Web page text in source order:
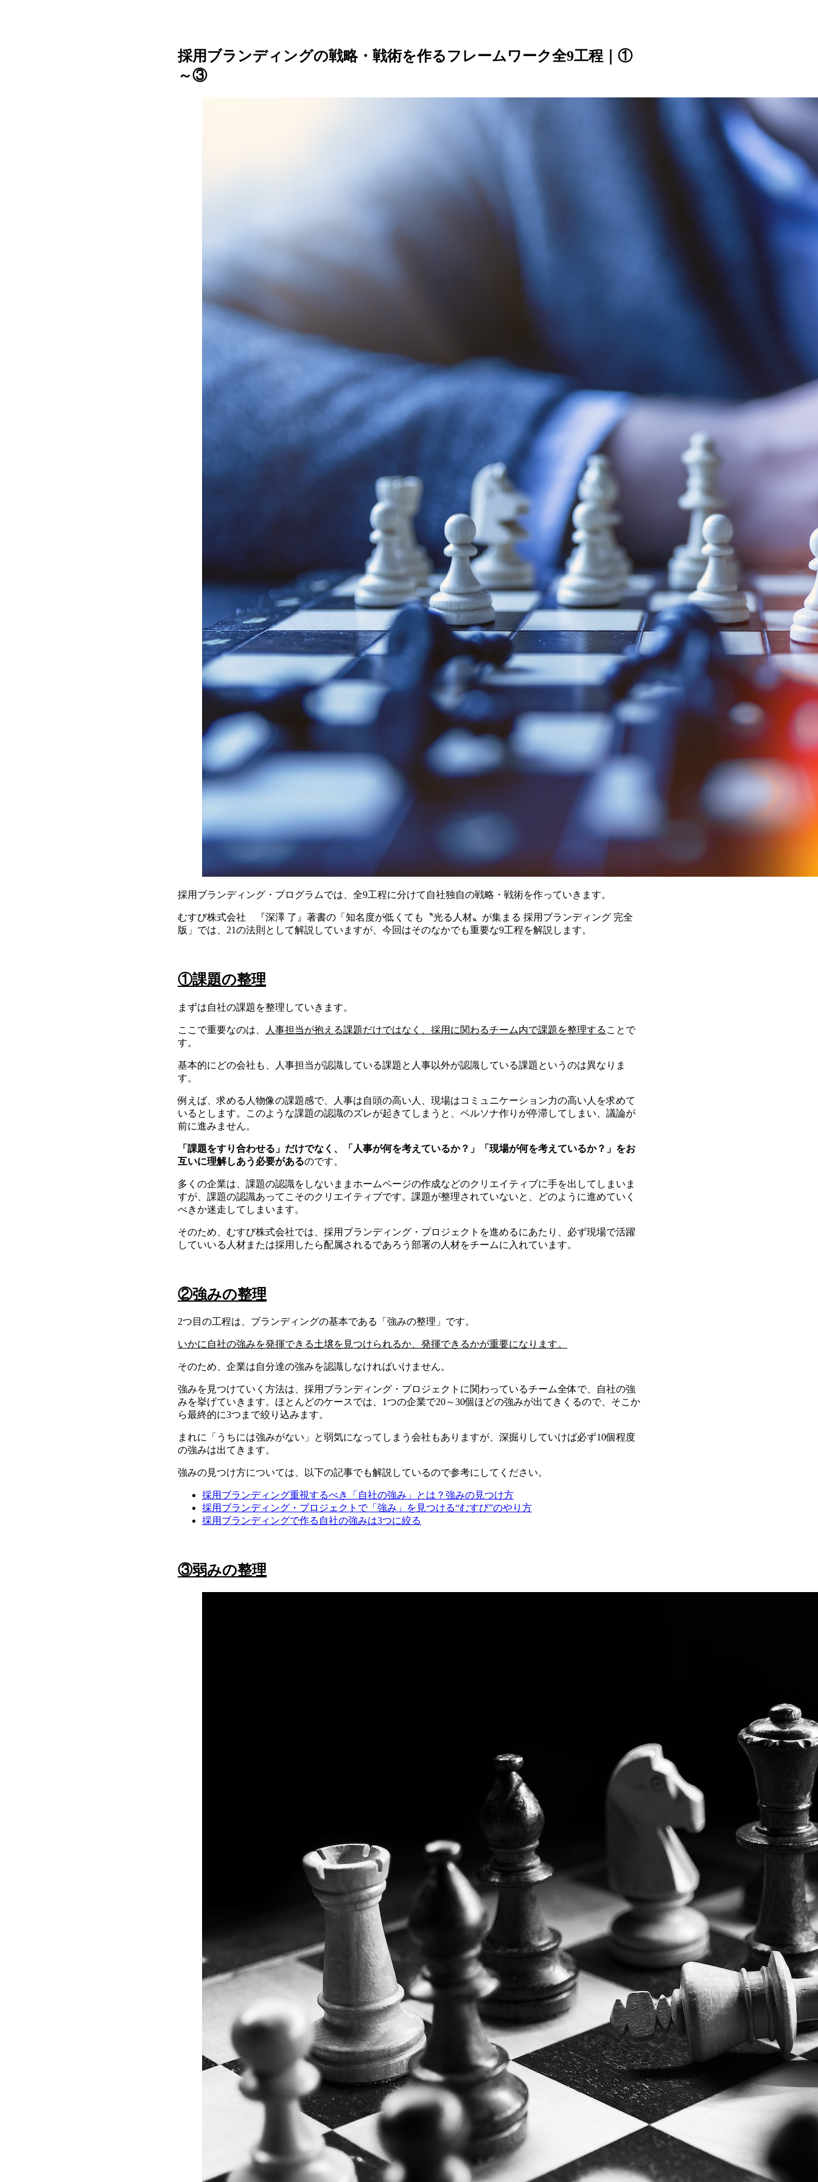
採用ブランディングの戦略・戦術を作るフレームワーク全9工程｜①
～③
採用ブランディング・プログラムでは、全9工程に分けて自社独自の戦略・戦術を作っていきます。
むすび株式会社 『深澤 了』著書の「知名度が低くても〝光る人材〟が集まる 採用ブランディング 完全
版」では、21の法則として解説していますが、今回はそのなかでも重要な9工程を解説します。
①課題の整理
まずは自社の課題を整理していきます。
ここで重要なのは、 人事担当が抱える課題だけではなく、採用に関わるチーム内で課題を整理する ことで
す。
基本的にどの会社も、人事担当が認識している課題と人事以外が認識している課題というのは異なりま
す。
例えば、求める人物像の課題感で、人事は自頭の高い人、現場はコミュニケーション力の高い人を求めて
いるとします。このような課題の認識のズレが起きてしまうと、ペルソナ作りが停滞してしまい、議論が
前に進みません。
「課題をすり合わせる」だけでなく、「人事が何を考えているか？」「現場が何を考えているか？」をお
互いに理解しあう必要があるのです。
多くの企業は、課題の認識をしないままホームページの作成などのクリエイティブに手を出してしまいま
すが、課題の認識あってこそのクリエイティブです。課題が整理されていないと、どのように進めていく
べきか迷走してしまいます。
そのため、むすび株式会社では、採用ブランディング・プロジェクトを進めるにあたり、必ず現場で活躍
していいる人材または採用したら配属されるであろう部署の人材をチームに入れています。
②強みの整理
2つ目の工程は、ブランディングの基本である「強みの整理」です。
いかに自社の強みを発揮できる土壌を見つけられるか、発揮できるかが重要になります。
そのため、企業は自分達の強みを認識しなければいけません。
強みを見つけていく方法は、採用ブランディング・プロジェクトに関わっているチーム全体で、自社の強
みを挙げていきます。ほとんどのケースでは、1つの企業で20～30個ほどの強みが出てきくるので、そこか
ら最終的に3つまで絞り込みます。
まれに「うちには強みがない」と弱気になってしまう会社もありますが、深掘りしていけば必ず10個程度
の強みは出てきます。
強みの見つけ方については、以下の記事でも解説しているので参考にしてください。
採用ブランディング重視するべき「自社の強み」とは？強みの見つけ方
採用ブランディング・プロジェクトで「強み」を見つける“むすび”のやり方
採用ブランディングで作る自社の強みは3つに絞る
③弱みの整理